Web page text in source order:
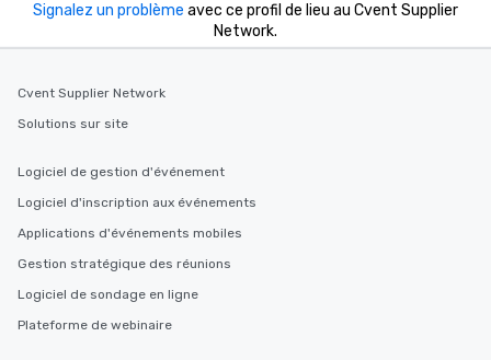
Signalez un problème avec ce profil de lieu au Cvent Supplier
Network.
Cvent Supplier Network
Solutions sur site
Logiciel de gestion d'événement
Logiciel d'inscription aux événements
Applications d'événements mobiles
Gestion stratégique des réunions
Logiciel de sondage en ligne
Plateforme de webinaire